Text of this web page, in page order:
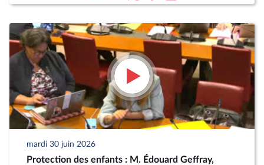
mardi 30 juin 2026
Protection des enfants : M. Édouard Geffray,